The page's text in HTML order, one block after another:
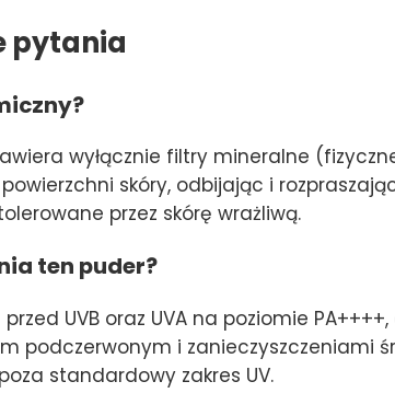
pytania
wyłącznie filtry mineralne
powierzchni skóry, odbijając i
przez skórę wrażliwą.
ten puder?
UVB oraz UVA na poziomie
podczerwonym i zanieczyszczeniami
standardowy zakres UV.